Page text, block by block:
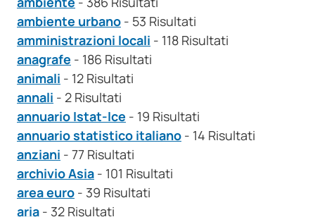
ambiente urbano - 53 Risultati
amministrazioni locali - 118 Risultati
anagrafe - 186 Risultati
animali - 12 Risultati
annali - 2 Risultati
annuario Istat-Ice - 19 Risultati
annuario statistico italiano - 14 Risultati
anziani - 77 Risultati
archivio Asia - 101 Risultati
area euro - 39 Risultati
aria - 32 Risultati